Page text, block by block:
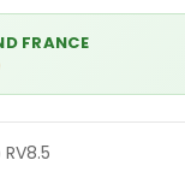
FRANCE